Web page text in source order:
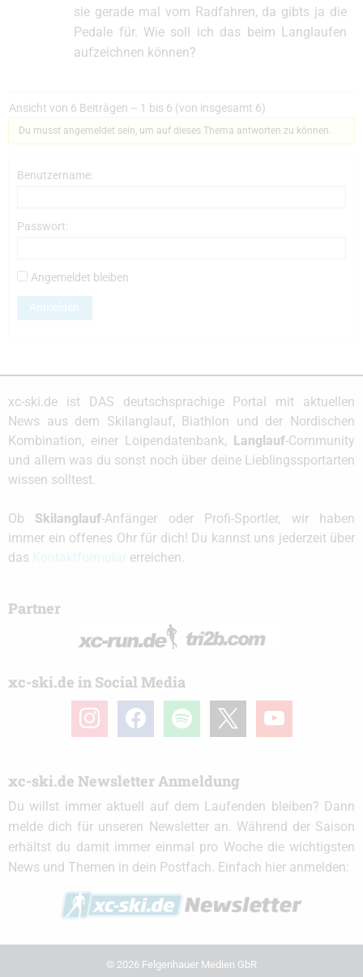
sie gerade mal vom Radfahren, da gibts ja die
Pedale für. Wie soll ich das beim Langlaufen
aufzeichnen können?
Ansicht von 6 Beiträgen – 1 bis 6 (von insgesamt 6)
Du musst angemeldet sein, um auf dieses Thema antworten zu können.
Benutzername:
Passwort:
Angemeldet bleiben
Anmelden
xc-ski.de ist DAS deutschsprachige Portal mit aktuellen
News aus dem Skilanglauf, Biathlon und der Nordischen
Kombination, einer Loipendatenbank,
Langlauf-Community
und allem was du sonst noch über deine Lieblingssportarten
wissen solltest.
Ob Skilanglauf-Anfänger oder Profi-Sportler, wir haben
immer ein offenes Ohr für dich! Du kannst uns jederzeit über
das
erreichen.
Partner
xc-ski.de in Social Media
instagramfacebook spotify youtube
xc-ski.de Newsletter Anmeldung
Du willst immer aktuell auf dem Laufenden bleiben? Dann
melde dich für unseren Newsletter an. Während der Saison
erhältst du damit immer einmal pro Woche die wichtigsten
News und Themen in dein Postfach. Einfach hier anmelden:
© 2026 Felgenhauer Medien GbR